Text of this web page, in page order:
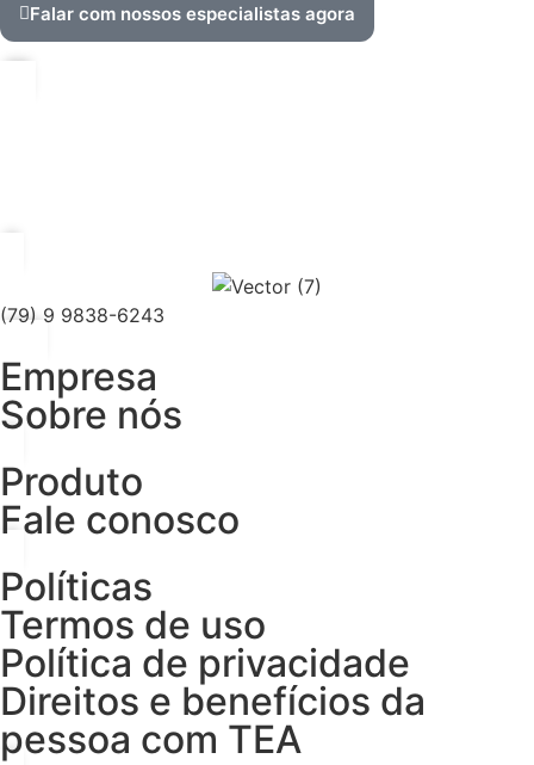
Falar com nossos especialistas agora
(79) 9 9838-6243
Empresa
Sobre nós
Produto
Fale conosco
Políticas
Termos de uso
Política de privacidade
Direitos e benefícios da
pessoa com TEA